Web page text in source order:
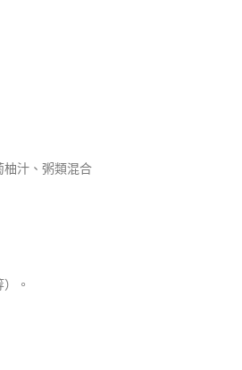
柚汁、粥類混合
。